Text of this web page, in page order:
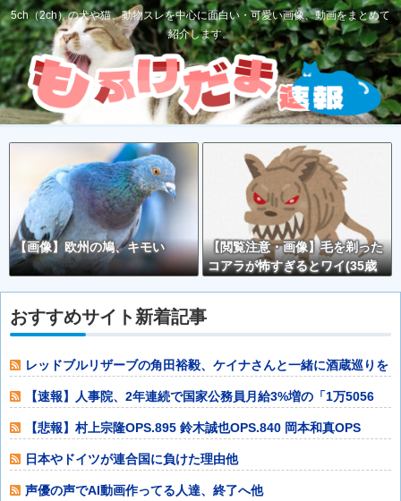
5ch（2ch）の犬や猫、動物スレを中心に面白い・可愛い画像、動画をまとめて
紹介します。
【画像】欧州の鳩、キモい
【閲覧注意・画像】毛を剃った
コアラが怖すぎるとワイ(35歳
おすすめサイト新着記事
レッドブルリザーブの角田裕毅、ケイナさんと一緒に酒蔵巡りを
している模様他
【速報】人事院、2年連続で国家公務員月給3%増の「1万5056
円」引き上
【悲報】村上宗隆OPS.895 鈴木誠也OPS.840 岡本和真OPS
日本やドイツが連合国に負けた理由他
声優の声でAI動画作ってる人達、終了へ他